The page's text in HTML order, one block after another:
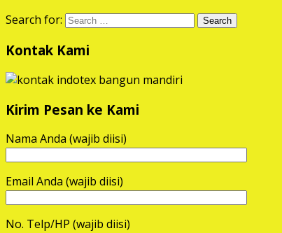
Search for:
Kontak Kami
Kirim Pesan ke Kami
Nama Anda (wajib diisi)
Email Anda (wajib diisi)
No. Telp/HP (wajib diisi)